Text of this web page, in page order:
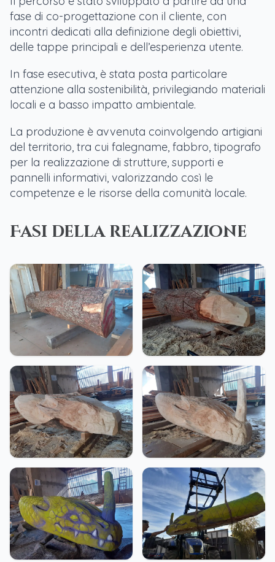
fase di co-progettazione con il cliente, con
incontri dedicati alla definizione degli obiettivi,
delle tappe principali e dell’esperienza utente.
In fase esecutiva, è stata posta particolare
attenzione alla sostenibilità, privilegiando materiali
locali e a basso impatto ambientale.
La produzione è avvenuta coinvolgendo artigiani
del territorio, tra cui falegname, fabbro, tipografo
per la realizzazione di strutture, supporti e
pannelli informativi, valorizzando così le
competenze e le risorse della comunità locale.
Fasi della realizzazione